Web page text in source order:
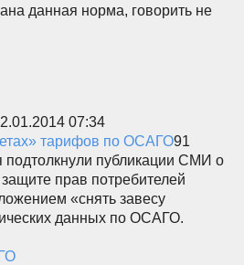
данная норма, говорить не
07:34
тарифов по ОСАГО91
подтолкнули публикации СМИ о
прав потребителей
«снять завесу
данных по ОСАГО.